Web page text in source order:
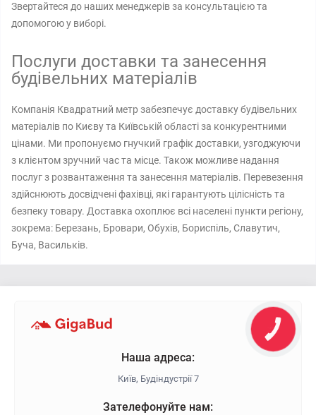
Звертайтеся до наших менеджерів за консультацією та
допомогою у виборі.
Послуги доставки та занесення
будівельних матеріалів
Компанія Квадратний метр забезпечує доставку будівельних
матеріалів по Києву та Київській області за конкурентними
цінами. Ми пропонуємо гнучкий графік доставки, узгоджуючи
з клієнтом зручний час та місце. Також можливе надання
послуг з розвантаження та занесення матеріалів. Перевезення
здійснюють досвідчені фахівці, які гарантують цілісність та
безпеку товару. Доставка охоплює всі населені пункти регіону,
зокрема: Березань, Бровари, Обухів, Бориспіль, Славутич,
Буча, Васильків.
Наша адреса:
Київ, Будіндустрії 7
Зателефонуйте нам: